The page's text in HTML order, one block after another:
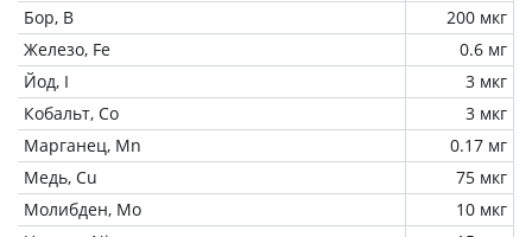
Бор, B
200 мкг
Железо, Fe
0.6 мг
Йод, I
3 мкг
Кобальт, Co
3 мкг
Марганец, Mn
0.17 мг
Медь, Cu
75 мкг
Молибден, Mo
10 мкг